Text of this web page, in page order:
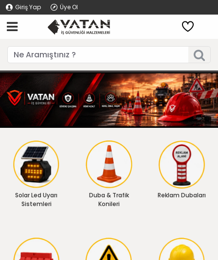
Giriş Yap Üye Ol
Solar Led Uyarı
Sistemleri
Duba & Trafik
Konileri
Reklam Dubaları